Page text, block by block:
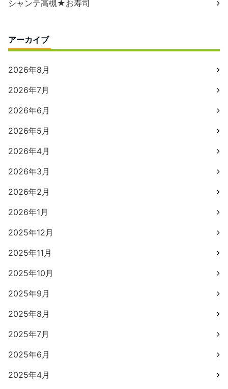
シャンテ高槻★お寿司
アーカイブ
2026年8月
2026年7月
2026年6月
2026年5月
2026年4月
2026年3月
2026年2月
2026年1月
2025年12月
2025年11月
2025年10月
2025年9月
2025年8月
2025年7月
2025年6月
2025年4月